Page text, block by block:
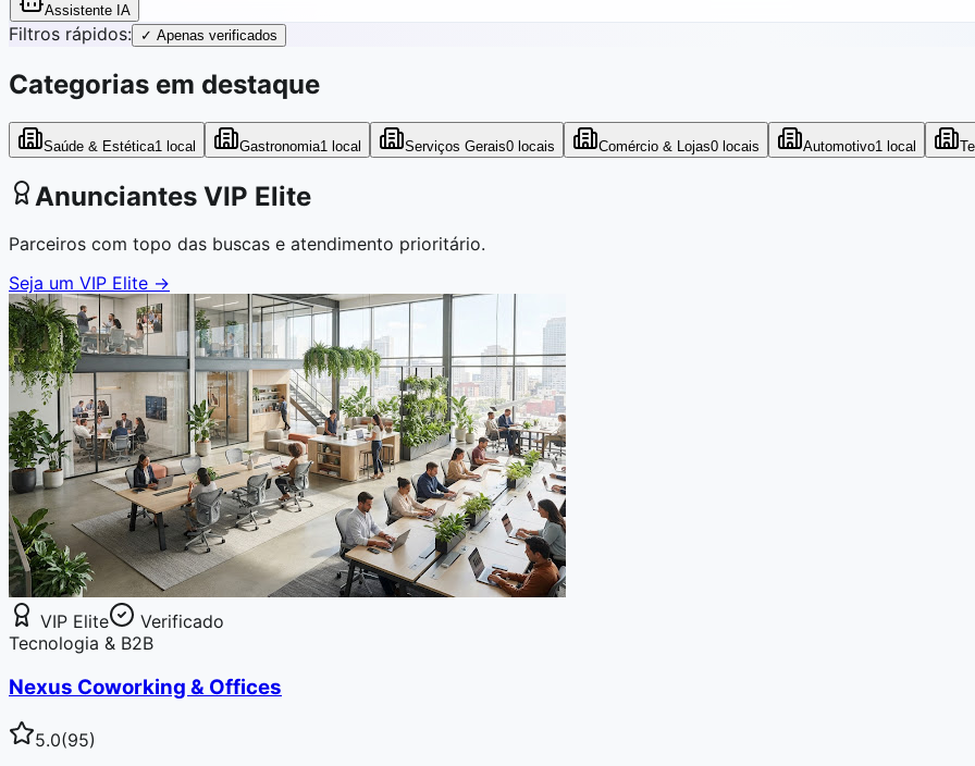
Assistente IA
Filtros rápidos: ✓ Apenas verificados
Categorias em destaque
Saúde & Estética1 local Gastronomia1 local Serviços Gerais0 locais Comércio & Lojas0 locais Automotivo1 local
Anunciantes VIP Elite
Parceiros com topo das buscas e atendimento prioritário.
Seja um VIP Elite →
VIP Elite
Verificado
Tecnologia & B2B
Nexus Coworking & Offices
5.0(95)